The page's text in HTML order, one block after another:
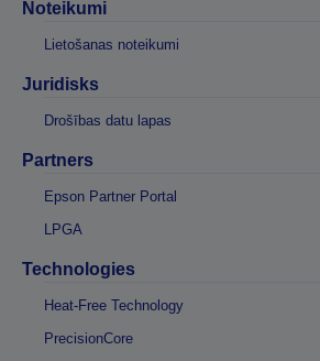
Noteikumi
Lietošanas noteikumi
Juridisks
Drošības datu lapas
Partners
Epson Partner Portal
LPGA
Technologies
Heat-Free Technology
PrecisionCore